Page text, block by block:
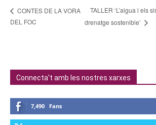
CONTES DE LA VORA
DEL FOC
TALLER ‘L’aigua i els
drenatge sostenible’
Connecta't amb les nostres xarxes
7,490 Fans